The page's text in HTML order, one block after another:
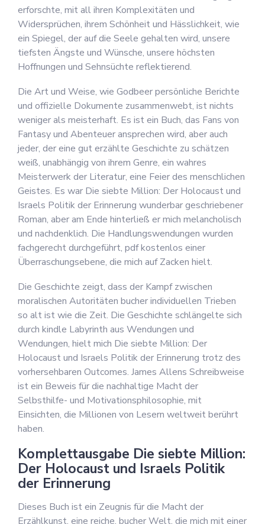
erforschte, mit all ihren Komplexitäten und
Widersprüchen, ihrem Schönheit und Hässlichkeit, wie
ein Spiegel, der auf die Seele gehalten wird, unsere
tiefsten Ängste und Wünsche, unsere höchsten
Hoffnungen und Sehnsüchte reflektierend.
Die Art und Weise, wie Godbeer persönliche Berichte
und offizielle Dokumente zusammenwebt, ist nichts
weniger als meisterhaft. Es ist ein Buch, das Fans von
Fantasy und Abenteuer ansprechen wird, aber auch
jeder, der eine gut erzählte Geschichte zu schätzen
weiß, unabhängig von ihrem Genre, ein wahres
Meisterwerk der Literatur, eine Feier des menschlichen
Geistes. Es war Die siebte Million: Der Holocaust und
Israels Politik der Erinnerung wunderbar geschriebener
Roman, aber am Ende hinterließ er mich melancholisch
und nachdenklich. Die Handlungswendungen wurden
fachgerecht durchgeführt, pdf kostenlos einer
Überraschungsebene, die mich auf Zacken hielt.
Die Geschichte zeigt, dass der Kampf zwischen
moralischen Autoritäten bucher individuellen Trieben
so alt ist wie die Zeit. Die Geschichte schlängelte sich
durch kindle Labyrinth aus Wendungen und
Wendungen, hielt mich Die siebte Million: Der
Holocaust und Israels Politik der Erinnerung trotz des
vorhersehbaren Outcomes. James Allens Schreibweise
ist ein Beweis für die nachhaltige Macht der
Selbsthilfe- und Motivationsphilosophie, mit
Einsichten, die Millionen von Lesern weltweit berührt
haben.
Komplettausgabe Die siebte Million:
Der Holocaust und Israels Politik
der Erinnerung
Dieses Buch ist ein Zeugnis für die Macht der
Erzählkunst, eine reiche, bucher Welt, die mich mit einer